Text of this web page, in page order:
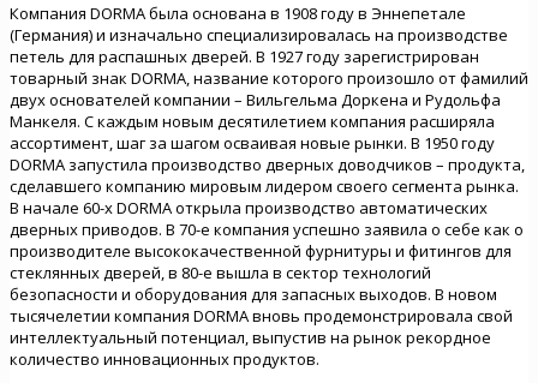
Компания DORMA была основана в 1908 году в Эннепетале
(Германия) и изначально специализировалась на производстве
петель для распашных дверей. В 1927 году зарегистрирован
товарный знак DORMA, название которого произошло от фамилий
двух основателей компании – Вильгельма Доркена и Рудольфа
Манкеля. С каждым новым десятилетием компания расширяла
ассортимент, шаг за шагом осваивая новые рынки. В 1950 году
DORMA запустила производство дверных доводчиков – продукта,
сделавшего компанию мировым лидером своего сегмента рынка.
В начале 60-х DORMA открыла производство автоматических
дверных приводов. В 70-е компания успешно заявила о себе как о
производителе высококачественной фурнитуры и фитингов для
стеклянных дверей, в 80-е вышла в сектор технологий
безопасности и оборудования для запасных выходов. В новом
тысячелетии компания DORMA вновь продемонстрировала свой
интеллектуальный потенциал, выпустив на рынок рекордное
количество инновационных продуктов.